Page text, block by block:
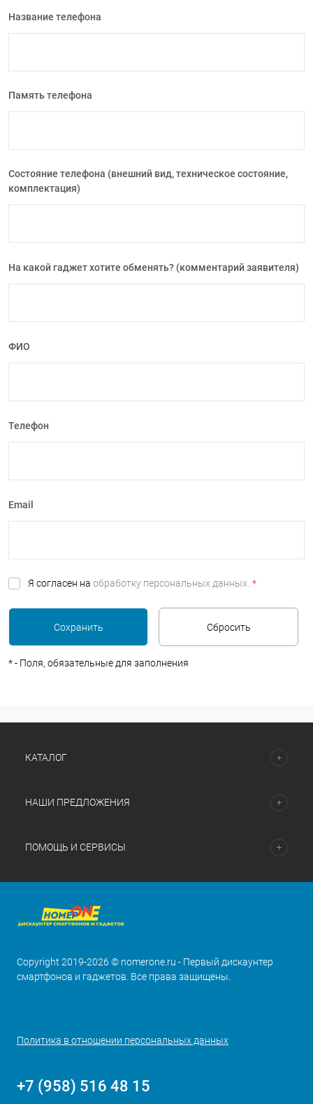
Название телефона
Память телефона
Состояние телефона (внешний вид, техническое состояние,
комплектация)
На какой гаджет хотите обменять? (комментарий заявителя)
ФИО
Телефон
Email
Я согласен на обработку персональных данных. *
*- Поля, обязательные для заполнения
КАТАЛОГ
НАШИ ПРЕДЛОЖЕНИЯ
ПОМОЩЬ И СЕРВИСЫ
Copyright 2019-2026 © nomerone.ru - Первый дискаунтер
смартфонов и гаджетов. Все права защищены.
Политика в отношении персональных данных
+7 (958) 516 48 15